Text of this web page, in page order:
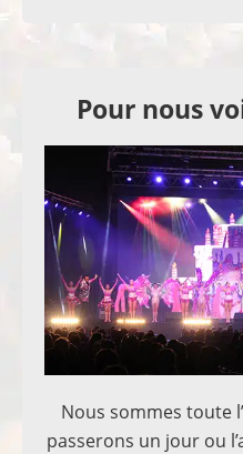
Pour nous
Nous sommes toute
passerons un jour ou